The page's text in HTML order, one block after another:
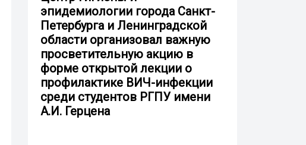
эпидемиологии города Санкт-
Петербурга и Ленинградской
области организовал важную
просветительную акцию в
форме открытой лекции о
профилактике ВИЧ-инфекции
среди студентов РГПУ имени
А.И. Герцена